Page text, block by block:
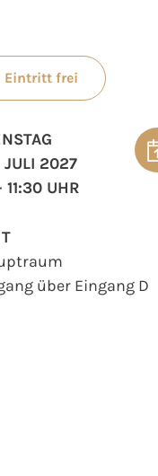
Eintritt frei
2027
11:30 UHR
über Eingang D